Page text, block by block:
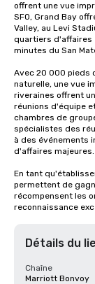
offrent une vue
SFO, Grand Bay
Valley, au Levi
quartiers d'affaires
minutes du San
Avec 20 000 pieds
naturelle, une vue
riveraines offrent
réunions d'équipe
chambres de
spécialistes des
à des événements
d'affaires majeures.
En tant
permettent de
récompensent les
reconnaissance
Détails du
Chaîne
Marriott Bonvoy